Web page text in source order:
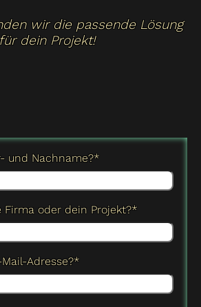
wir die passende Lösung
für dein Projekt!
und Nachname?*
Firma oder dein Projekt?*
Adresse?*